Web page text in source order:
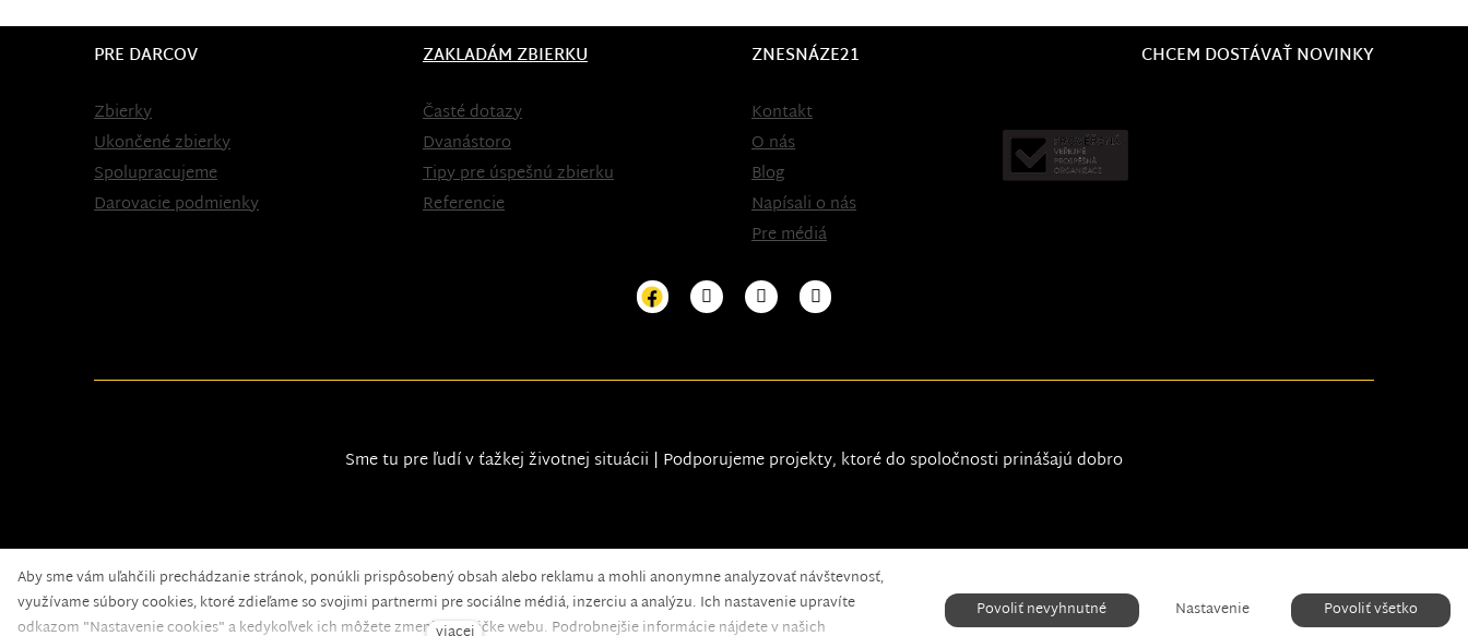
PRE DARCOV
Zbierky
Ukončené zbierky
Spolupracujeme
Darovacie podmienky
ZAKLADÁM ZBIERKU
Časté dotazy
Dvanástoro
Tipy pre úspešnú zbierku
Referencie
ZNESNÁZE21
Kontakt
O nás
Blog
Napísali o nás
Pre médiá
CHCEM DOSTÁVAŤ NOVINKY
Sme tu pre ľudí v ťažkej životnej situácii | Podporujeme projekty, ktoré do spoločnosti prinášajú dobro
Nadační fond pomoci© 2020 — web běží nasolidpixels. Nastavenie cookies
Aby sme vám uľahčili prechádzanie stránok, ponúkli prispôsobený obsah alebo reklamu a mohli anonymne analyzovať návštevnosť,
využívame súbory cookies, ktoré zdieľame so svojimi partnermi pre sociálne médiá, inzerciu a analýzu. Ich nastavenie upravíte
odkazom "Nastavenie cookies" a kedykoľvek ich môžete zmeniť v pätičke webu. Podrobnejšie informácie nájdete v našich
Povoliť nevyhnutné Nastavenie Povoliť všetko